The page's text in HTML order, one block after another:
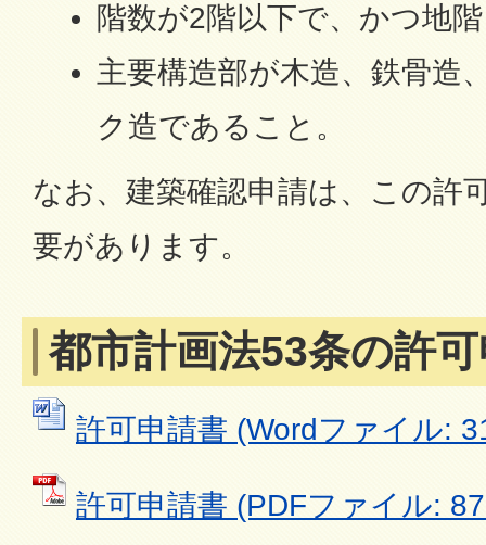
階数が2階以下で、かつ地
主要構造部が木造、鉄骨造
ク造であること。
なお、建築確認申請は、この許
要があります。
都市計画法53条の許
許可申請書 (Wordファイル:
許可申請書 (PDFファイル: